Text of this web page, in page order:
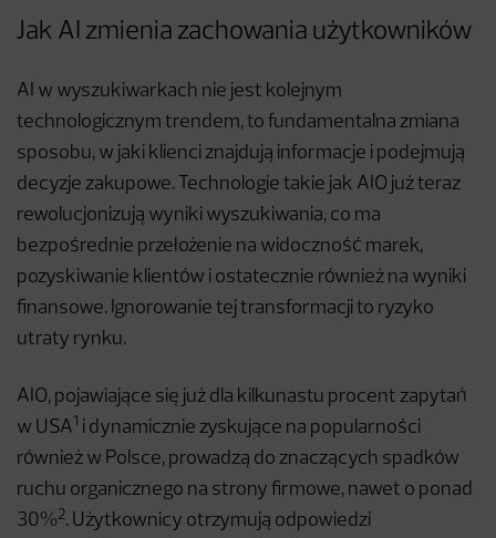
Jak AI zmienia zachowania użytkowników
AI w wyszukiwarkach nie jest kolejnym
technologicznym trendem, to fundamentalna zmiana
sposobu, w jaki klienci znajdują informacje i podejmują
decyzje zakupowe. Technologie takie jak AIO już teraz
rewolucjonizują wyniki wyszukiwania, co ma
bezpośrednie przełożenie na widoczność marek,
pozyskiwanie klientów i ostatecznie również na wyniki
finansowe. Ignorowanie tej transformacji to ryzyko
utraty rynku.
AIO, pojawiające się już dla kilkunastu procent zapytań
w USA 1 i dynamicznie zyskujące na popularności
również w Polsce, prowadzą do znaczących spadków
ruchu organicznego na strony firmowe, nawet o ponad
30%2. Użytkownicy otrzymują odpowiedzi